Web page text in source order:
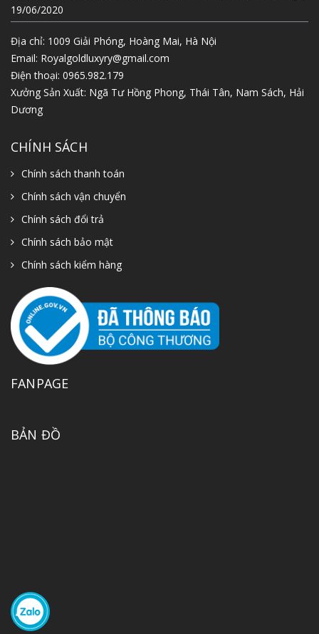
19/06/2020
Địa chỉ: 1009 Giải Phóng, Hoàng Mai, Hà Nội
Email: Royalgoldluxyry@gmail.com
Điện thoại: 0965.982.179
Xưởng Sản Xuất: Ngã Tư Hồng Phong, Thái Tân, Nam Sách, Hải
Dương
CHÍNH SÁCH
Chính sách thanh toán
Chính sách vận chuyển
Chính sách đổi trả
Chính sách bảo mật
Chính sách kiểm hàng
FANPAGE
BẢN ĐỒ